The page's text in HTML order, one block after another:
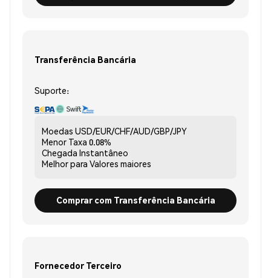
Transferência Bancária
Suporte:
Moedas USD/EUR/CHF/AUD/GBP/JPY
Menor Taxa 0.08%
Chegada Instantâneo
Melhor para Valores maiores
Comprar com Transferência Bancária
Fornecedor Terceiro